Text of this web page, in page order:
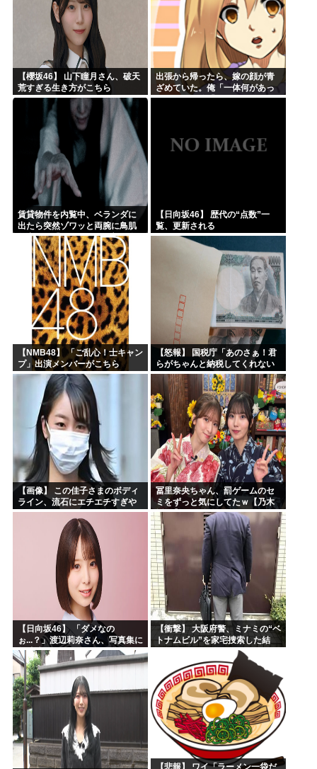
【櫻坂46】 山下瞳月さん、破天
荒すぎる生き方がこちら
出張から帰ったら、嫁の顔が青
ざめていた。俺「一体何があっ
たんだ？」嫁「…」→子供たち
賃貸物件を内覧中、ベランダに
出たら突然ゾワッと両腕に鳥肌
が出た。「やっぱりこの部屋嫌
だ」と思った瞬間、体が前にド
ンッと突き飛ばされて…
【日向坂46】 歴代の“点数”一
覧、更新される
【NMB48】 「ご乱心！士キャン
プ」出演メンバーがこちら
【怒報】 国税庁「あのさぁ！君
らがちゃんと納税してくれない
とこうなっちゃうけどどうす
る？！」←これw w w w w w w w
【画像】 この佳子さまのボディ
ライン、流石にエチエチすぎや
ろ！
冨里奈央ちゃん、罰ゲームのセ
ミをずっと気にしてたｗ【乃木
坂46】
【日向坂46】 「ダメなの
ぉ...？」渡辺莉奈さん、写真集に
興味津々
【衝撃】 大阪府警、ミナミの“ベ
トナムビル”を家宅捜索した結
【悲報】 ワイ「ラーメン一袋だ